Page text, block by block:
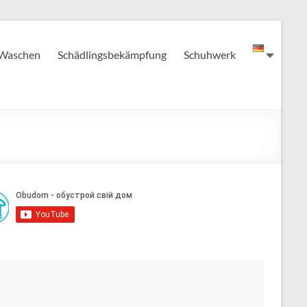
Schädlingsbekämpfung Schuhwerk